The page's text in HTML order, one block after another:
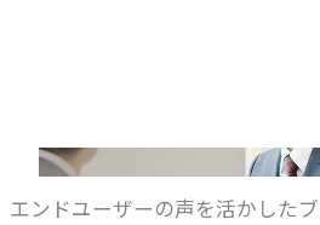
エンドユーザーの声を活かした